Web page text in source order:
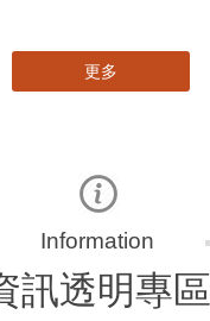
更多
訊透明專區